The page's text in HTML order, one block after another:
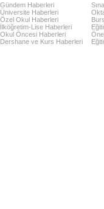
Gündem Haberleri
Üniversite Haberleri
Özel Okul Haberleri
İlköğretim-Lise Haberleri
Okul Öncesi Haberleri
Dershane ve Kurs Haberleri